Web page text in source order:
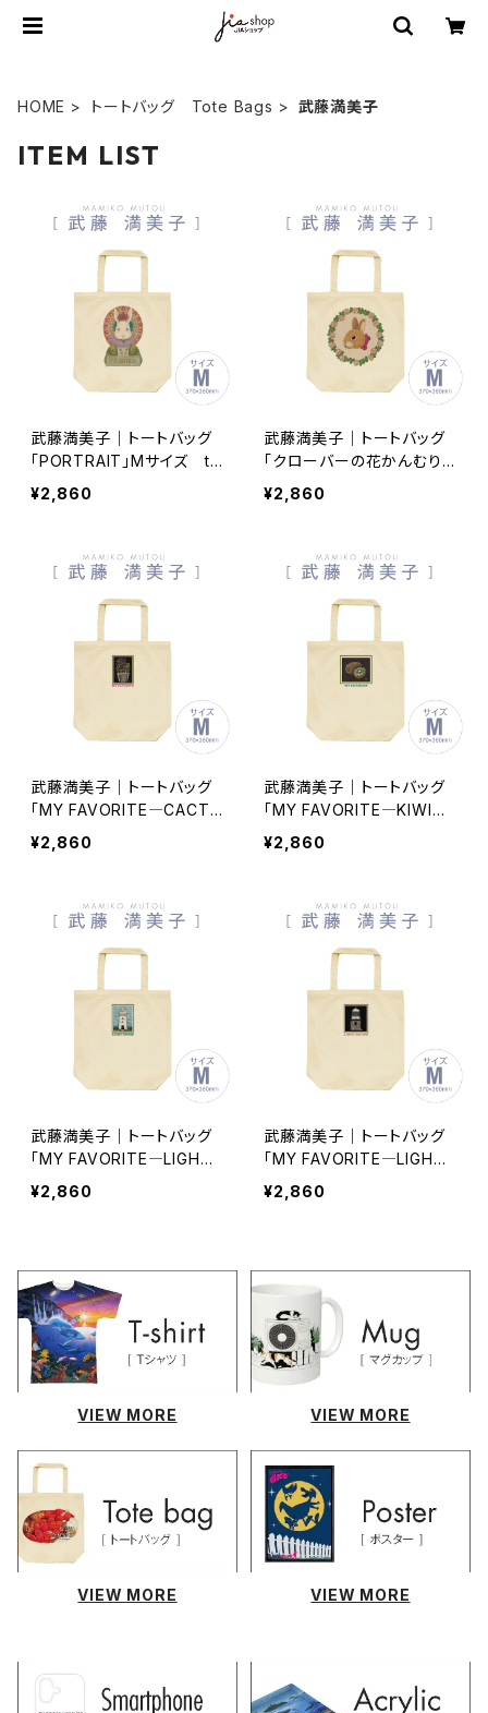
HOME トートバッグ Tote Bags 武藤満美子
ITEM LIST
武藤満美子｜トートバッグ
「PORTRAIT」Mサイズ tb
050935-006
¥2,860
武藤満美子｜トートバッグ
「クローバーの花かんむり」
Mサイズ tb050935-005
¥2,860
武藤満美子｜トートバッグ
「MY FAVORITE―CACTU
S―」Mサイズ tb050935-
004
¥2,860
武藤満美子｜トートバッグ
「MY FAVORITE―KIWI―」
Mサイズ tb050935-003
¥2,860
武藤満美子｜トートバッグ
「MY FAVORITE―LIGHT
HOUSE Ⅱ―」Mサイズ tb
050935-002
¥2,860
武藤満美子｜トートバッグ
「MY FAVORITE―LIGHT
HOUSE Ⅰ―」Mサイズ tb
050935-001
¥2,860
VIEW MORE VIEW MORE
VIEW MORE VIEW MORE